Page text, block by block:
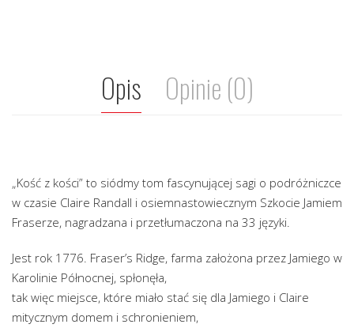
Opis Opinie (0)
„Kość z kości” to siódmy tom fascynującej sagi o podróżniczce
w czasie Claire Randall i osiemnastowiecznym Szkocie Jamiem
Fraserze, nagradzana i przetłumaczona na 33 języki.
Jest rok 1776. Fraser’s Ridge, farma założona przez Jamiego w
Karolinie Północnej, spłonęła,
tak więc miejsce, które miało stać się dla Jamiego i Claire
mitycznym domem i schronieniem,